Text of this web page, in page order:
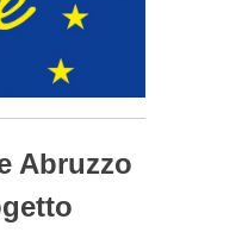
Abruzzo